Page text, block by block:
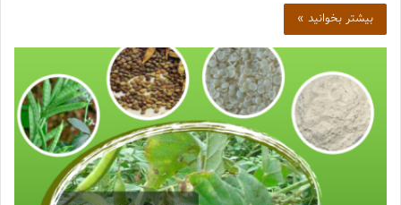
بیشتر بخوانید »